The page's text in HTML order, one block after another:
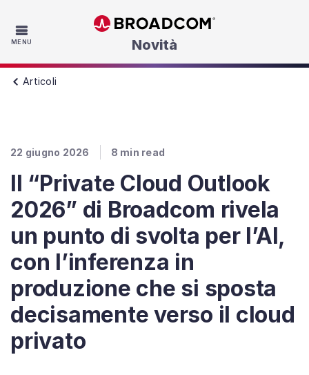
MENU Skip to main content
Novità
Articoli
22 giugno 2026 8 min read
Il “Private Cloud Outlook
2026” di Broadcom rivela
un punto di svolta per l’AI,
con l’inferenza in
produzione che si sposta
decisamente verso il cloud
privato